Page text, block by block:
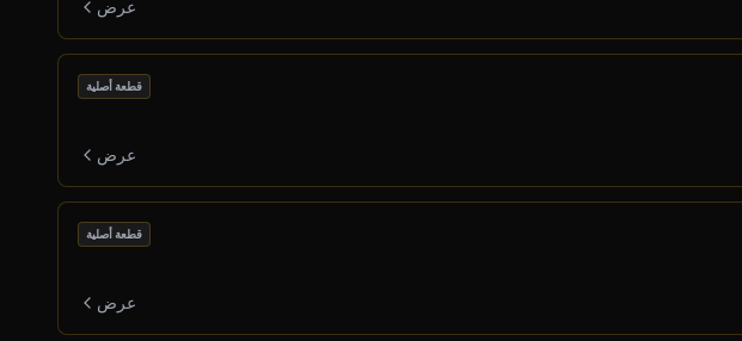
عرض
قطعة أصلية
عرض
قطعة أصلية
عرض